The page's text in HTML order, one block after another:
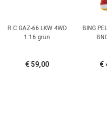
R.C GAZ-66 LKW 4WD
1:16 grün
€ 59,00
BING
€